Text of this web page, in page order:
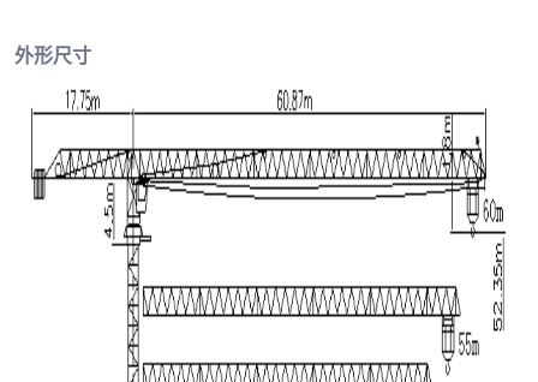
外形尺寸